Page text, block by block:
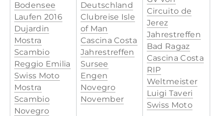
Bodensee
Laufen 2016
Dujardin
Mostra
Scambio
Reggio Emilia
Swiss Moto
Mostra
Scambio
Novegro
Deutschland
Clubreise Isle
of Man
Cascina Costa
Jahrestreffen
Sursee
Engen
Novegro
November
Circuito de
Jerez
Jahrestreffen
Bad Ragaz
Cascina Costa
RIP
Weltmeister
Luigi Taveri
Swiss Moto